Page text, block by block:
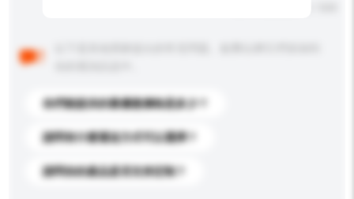
你們能提供的最優惠價格是多少？
請問有什麼運送方式可以選擇？
請問你的產品是否支持定制？